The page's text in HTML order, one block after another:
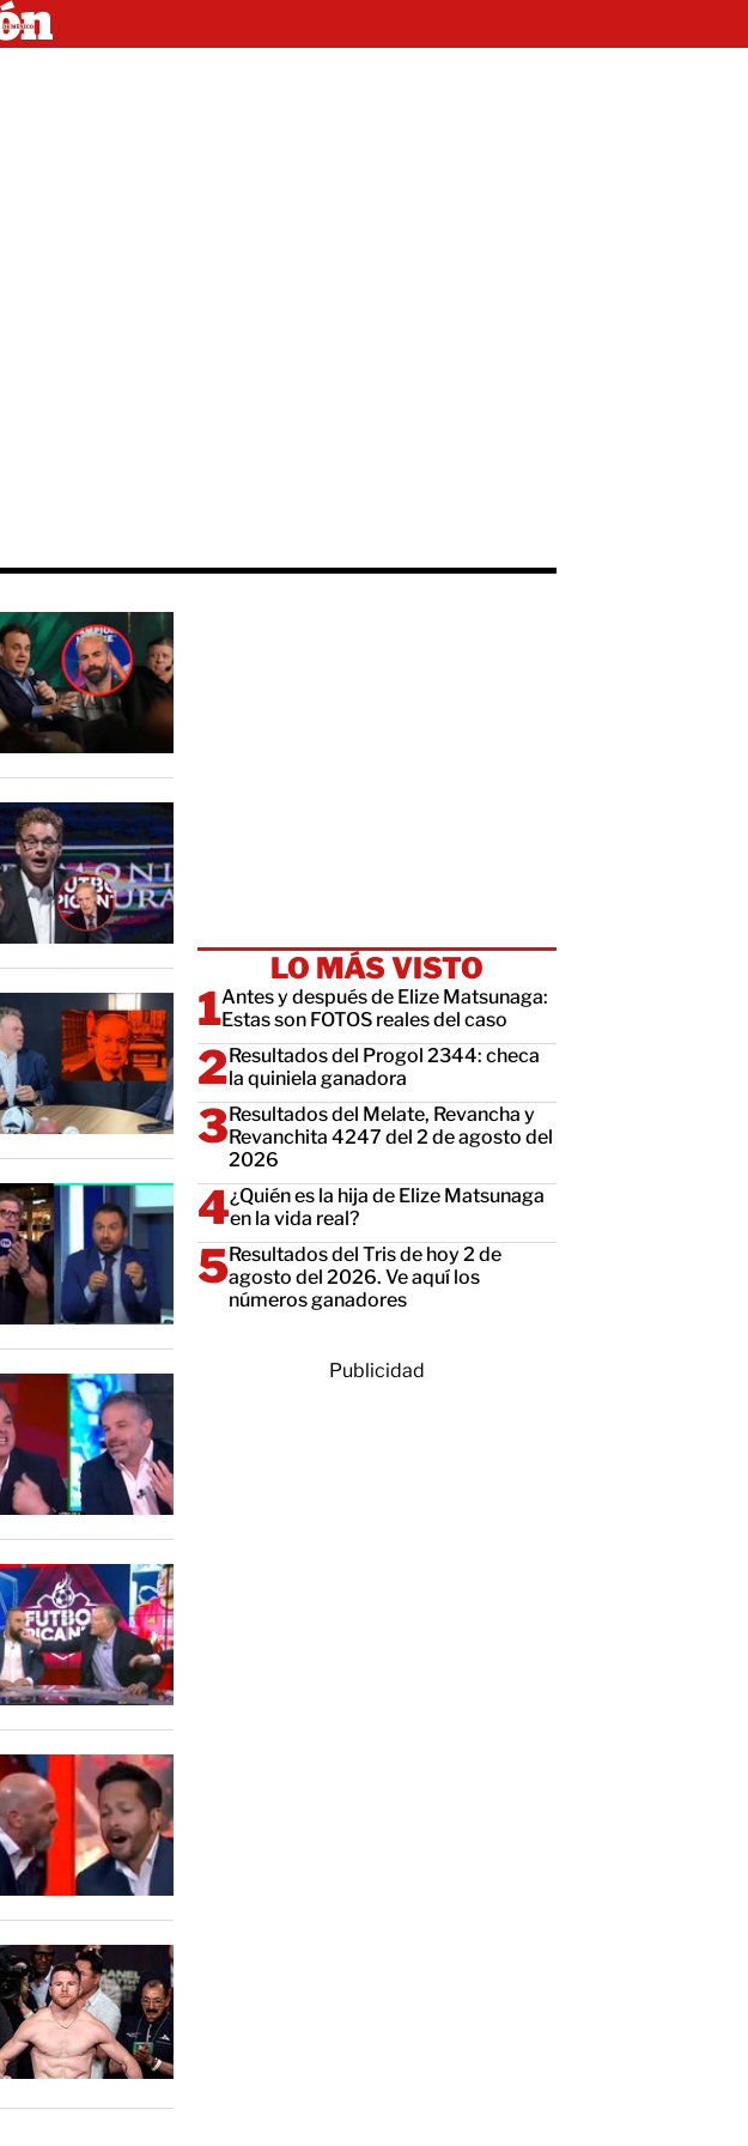
LO MÁS VISTO
Antes y después de Elize Matsunaga:
Estas son FOTOS reales del caso
Resultados del Progol 2344: checa
la quiniela ganadora
Resultados del Melate, Revancha y
Revanchita 4247 del 2 de agosto del
2026
¿Quién es la hija de Elize Matsunaga
en la vida real?
Resultados del Tris de hoy 2 de
agosto del 2026. Ve aquí los
números ganadores
Publicidad